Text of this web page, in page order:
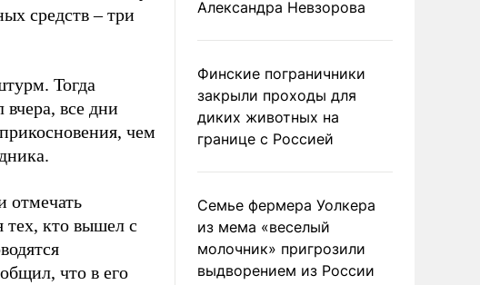
средств – три
Тогда
все дни
чем
отмечать
тех, кто вышел с
что в его
Александра Невзорова
Финские пограничники
закрыли проходы для
диких животных на
границе с Россией
Семье фермера Уолкера
из мема «веселый
молочник» пригрозили
выдворением из России